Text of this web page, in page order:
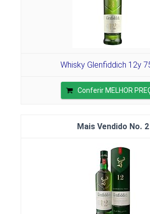
Whisky Glenfiddich 12y
Conferir MELHOR
2